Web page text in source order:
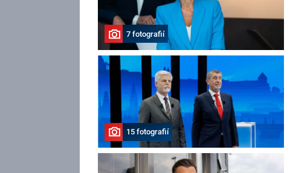
7 fotografií
15 fotografií